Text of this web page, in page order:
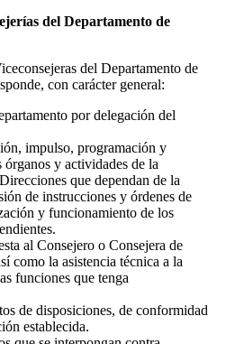
del Departamento de
del Departamento de
con carácter general:
por delegación del
impulso, programación y
y actividades de la
que dependan de la
de instrucciones y órdenes de
y funcionamiento de los
al Consejero o Consejera de
como la asistencia técnica a la
funciones que tenga
de disposiciones, de conformidad
establecida.